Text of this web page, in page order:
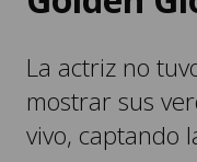
La actriz no
mostrar sus
vivo, captando